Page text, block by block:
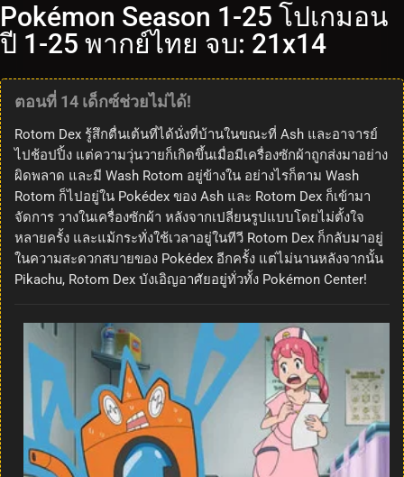
Pokémon Season 1-25 โปเกมอน
ปี 1-25 พากย์ไทย จบ: 21x14
ตอนที่ 14 เด็กซ์ช่วยไม่ได้!
Rotom Dex รู้สึกตื่นเต้นที่ได้นั่งที่บ้านในขณะที่ Ash และอาจารย์
ไปช้อปปิ้ง แต่ความวุ่นวายก็เกิดขึ้นเมื่อมีเครื่องซักผ้าถูกส่งมาอย่าง
ผิดพลาด และมี Wash Rotom อยู่ข้างใน อย่างไรก็ตาม Wash
Rotom ก็ไปอยู่ใน Pokédex ของ Ash และ Rotom Dex ก็เข้ามา
จัดการ วางในเครื่องซักผ้า หลังจากเปลี่ยนรูปแบบโดยไม่ตั้งใจ
หลายครั้ง และแม้กระทั่งใช้เวลาอยู่ในทีวี Rotom Dex ก็กลับมาอยู่
ในความสะดวกสบายของ Pokédex อีกครั้ง แต่ไม่นานหลังจากนั้น
Pikachu, Rotom Dex บังเอิญอาศัยอยู่ทั่วทั้ง Pokémon Center!